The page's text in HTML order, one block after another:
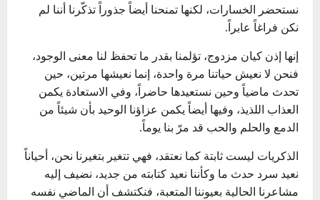
نستحضر الخسارات، لكنها تمنحنا أيضاً جذوراً تذكّرنا أننا لم
نكن فراغاً عابراً.
إنها إذن كيان مزدوج، تؤلمنا بقدر ما تحفظ لنا معنى الوجود،
فنحن لا نعيش حياتنا مرة واحدة، إنما نعيشها مرتين، حين
تحدث ماضياً وحين نستعيدها حاضراً، وفي الاستعادة يكمن
العذاب اللذيذ، وفيها أيضاً يكمن عزاؤنا الوحيد بأن شيئاً من
الدمع والحلم والحب قد مرّ بنا يوماً.
الذكريات ليست ثابتة كما نعتقد، فهي تتغير بتغيرنا نحن، أحياناً
نعيد سرد حدث ما وكأننا نعيد كتابته من جديد، نضيف إليه
مشاعرنا الحالية بعيوننا المتعبة، فنكتشف أن الماضي نفسه